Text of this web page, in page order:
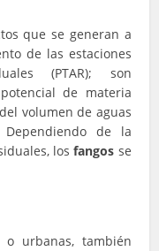
que se generan a
de las estaciones
(PTAR); son
de materia
volumen de aguas
de la
losfangos se
o urbanas, también